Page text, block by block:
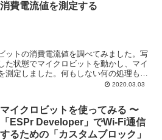
消費電流値を測定する
ットの消費電流値を調べてみました。写
た状態でマイクロビットを動かし、マイ
測定しました。何もしない何の処理もな
2020.03.03
マイクロビットを使ってみる 〜
「ESPr Developer」でWi-Fi通信
するための「カスタムブロック」